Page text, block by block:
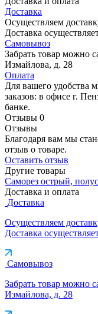
Доставка
Осуществляем
Доставка
Самовывоз
Забрать товар можно
Измайлова, д. 28
Оплата
Для вашего удобства
заказов: в офисе г.
банке.
Отзывы 0
Отзывы
Благодаря вам мы
отзыв о товаре.
Оставить отзыв
Другие товары
Саморез острый,
Доставка и оплата
Доставка
Осуществляем
Доставка
Самовывоз
Забрать товар можно
Измайлова, д. 28